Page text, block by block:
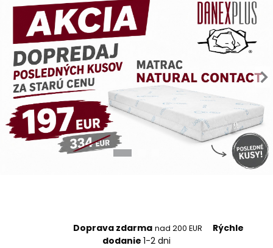
Doprava zdarma nad 200 EUR
Rýchle
dodanie 1-2 dni